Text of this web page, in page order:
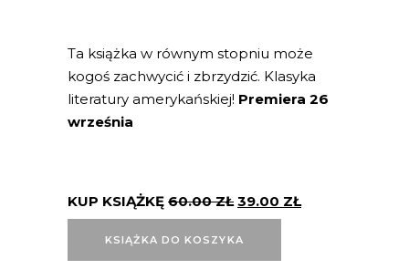
Ta książka w równym stopniu może
kogoś zachwycić i zbrzydzić. Klasyka
literatury amerykańskiej! Premiera 26
września
KUP KSIĄŻKĘ 60.00ZŁ 39.00 ZŁ
KSIĄŻKA DO KOSZYKA